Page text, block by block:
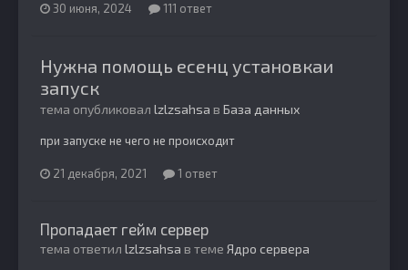
30 июня, 2024 111 ответ
Нужна помощь есенц установкаи
запуск
тема опубликовал lzlzsahsa в База данных
при запуске не чего не происходит
21 декабря, 2021 1 ответ
Пропадает гейм сервер
тема ответил lzlzsahsa в теме Ядро сервера